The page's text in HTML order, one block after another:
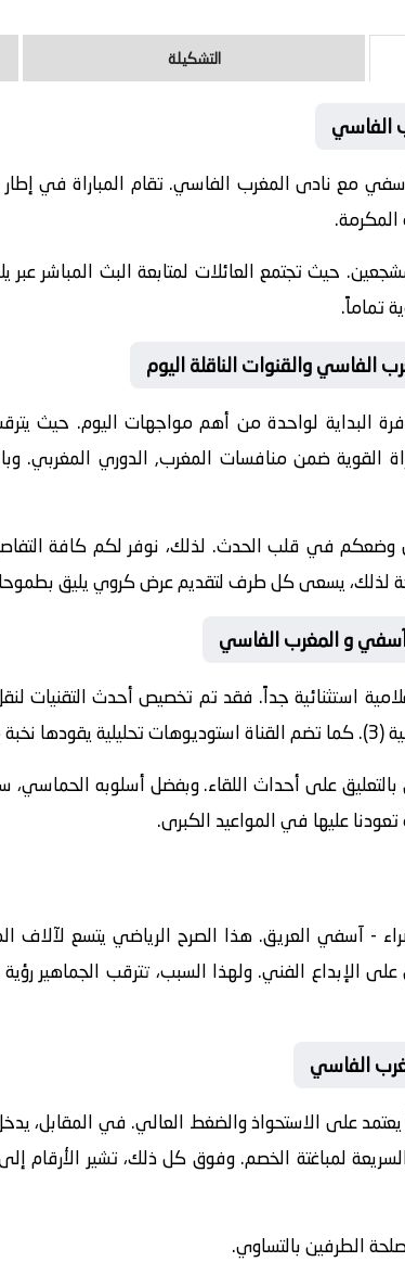
التشكيلة
الفاسي
01 نادى أولمبيك آسفي مع نادى المغرب الفاسي. تقام
حيث تجتمع العائلات لمتابعة البث المباشر
تماماً.
الفاسي والقنوات الناقلة اليوم
البداية لواحدة من أهم مواجهات اليوم. حيث
القوية ضمن منافسات المغرب, الدوري المغربي.
في قلب الحدث. لذلك، نوفر لكم كافة التفاصيل
لذلك، يسعى كل طرف لتقديم عرض كروي يليق
آسفي و المغرب الفاسي
استثنائية جداً. فقد تم تخصيص أحدث التقنيات
(3)
. كما تضم القناة استوديوهات تحليلية يقودها نخبة
بالتعليق على أحداث اللقاء. وبفضل أسلوبه
عليها في المواعيد الكبرى.
- آسفيالعريق. هذا الصرح الرياضي يتسع لآلاف
على الإبداع الفني. ولهذا السبب، تترقب الجماهير
الفاسي
يعتمد على الاستحواذ والضغط العالي. في المقابل،
لمباغتة الخصم. وفوق كل ذلك، تشير الأرقام
الطرفين بالتساوي.